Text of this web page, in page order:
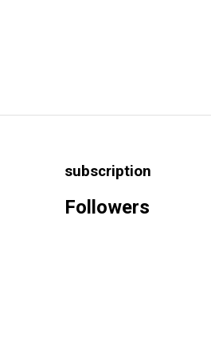
subscription
Followers